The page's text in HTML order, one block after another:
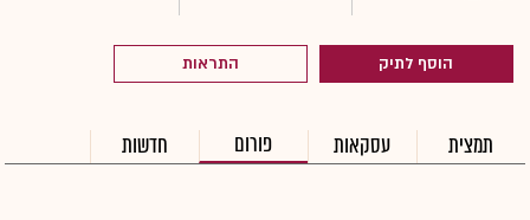
הוסף לתיק התראות
תמצית עסקאות פורום חדשות